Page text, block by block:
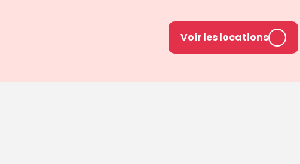
Voir les locations